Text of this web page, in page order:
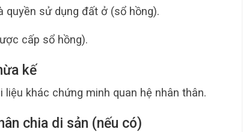
quyền sử dụng đất ở (sổ hồng).
cấp sổ hồng).
kế
khác chứng minh quan hệ nhân thân.
chia di sản (nếu có)